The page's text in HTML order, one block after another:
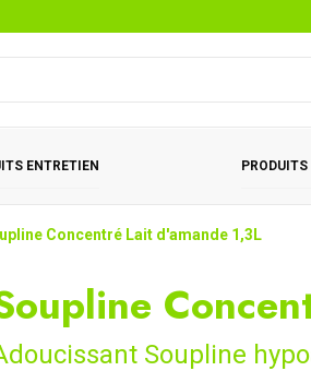
ENTRETIEN
Concentré Lait d'amande 1,3L
Soupline